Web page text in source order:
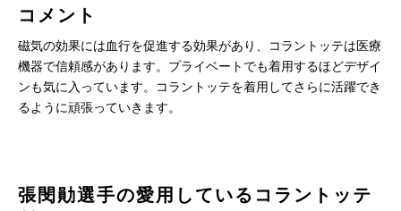
コメント
磁気の効果には血行を促進する効果があり、コラントッテは医療
機器で信頼感があります。プライベートでも着用するほどデザイ
ンも気に入っています。コラントッテを着用してさらに活躍でき
るように頑張っていきます。
張閔勛選手の愛用しているコラントッテ